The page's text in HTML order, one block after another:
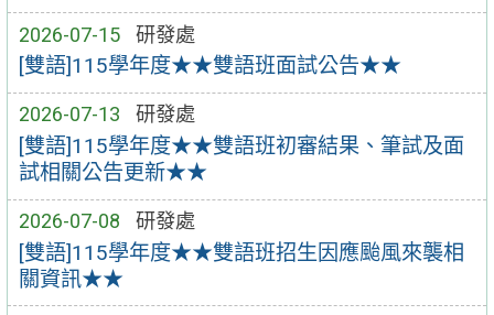
2026-07-15 研發處
[雙語]115學年度★★雙語班面試公告★★
2026-07-13 研發處
[雙語]115學年度★★雙語班初審結果、筆試及面
試相關公告更新★★
2026-07-08 研發處
[雙語]115學年度★★雙語班招生因應颱風來襲相
關資訊★★